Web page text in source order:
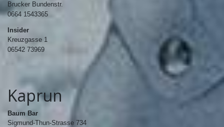
Brucker Bundenstr.
0664 1543365
Insider
Kreuzgasse 1
06542 73969
Kaprun
Baum Bar
Sigmund-Thun-Strasse 734